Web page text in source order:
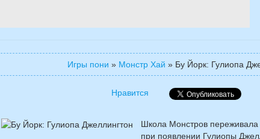
Игры пони » Монстр Хай » Бу Йорк: Гулиопа
Нравится
Школа Монстров
при появлении Гулиопы